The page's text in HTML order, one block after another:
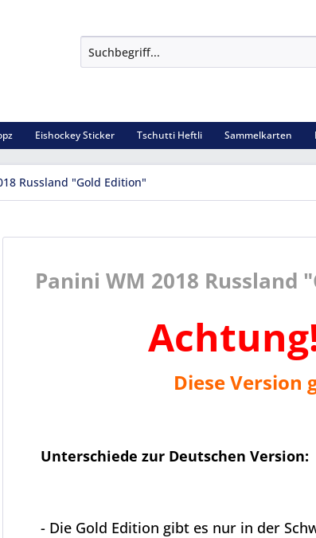
Eishockey Sticker Tschutti Heftli Sammelkarten
Russland "Gold Edition"
Panini WM 2018 Russland
Diese Version
Unterschiede zur Deutschen Version:
- Die Gold Edition gibt es nur in der